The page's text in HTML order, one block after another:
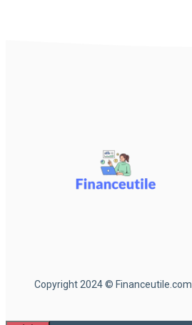
Copyright 2024 © Financeutile.com